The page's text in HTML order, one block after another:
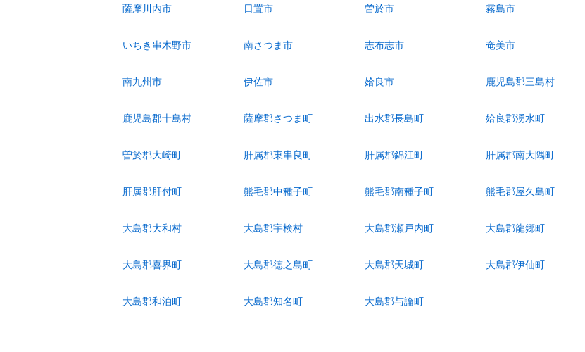
薩摩川内市 日置市 曽於市 霧島市
いちき串木野市 南さつま市 志布志市 奄美市
南九州市 伊佐市 姶良市 鹿児島郡三島村
鹿児島郡十島村 薩摩郡さつま町 出水郡長島町 姶良郡湧水町
曽於郡大崎町 肝属郡東串良町 肝属郡錦江町 肝属郡南大隅町
肝属郡肝付町 熊毛郡中種子町 熊毛郡南種子町 熊毛郡屋久島町
大島郡大和村 大島郡宇検村 大島郡瀬戸内町 大島郡龍郷町
大島郡喜界町 大島郡徳之島町 大島郡天城町 大島郡伊仙町
大島郡和泊町 大島郡知名町 大島郡与論町